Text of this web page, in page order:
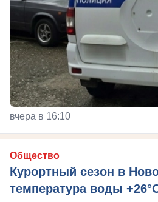
вчера в 16:10
Общество
Курортный сезон в
температура воды